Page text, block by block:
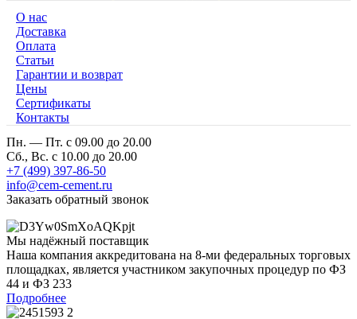
О нас
Доставка
Оплата
Cтатьи
Гарантии и возврат
Цены
Сертификаты
Контакты
Пн. — Пт. с 09.00 до 20.00
Сб., Вс. с 10.00 до 20.00
+7 (499) 397-86-50
info@cem-cement.ru
Заказать обратный звонок
Мы надёжный поставщик
Наша компания аккредитована на 8-ми федеральных торговых
площадках, является участником закупочных процедур по ФЗ
44 и ФЗ 233
Подробнее